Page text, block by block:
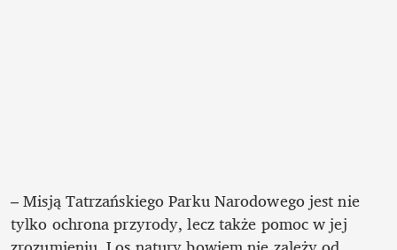
– Misją Tatrzańskiego Parku Narodowego jest nie
tylko ochrona przyrody, lecz także pomoc w jej